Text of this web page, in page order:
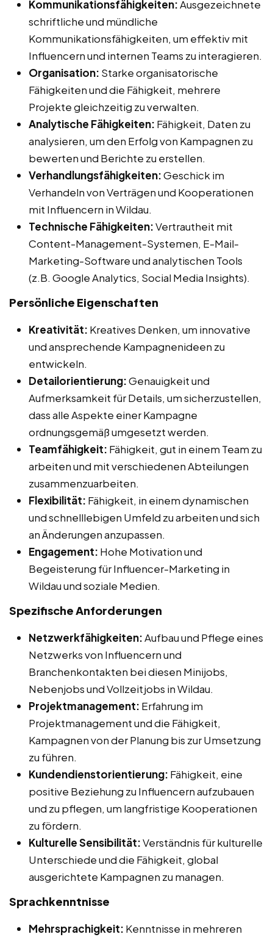
Kommunikationsfähigkeiten:Ausgezeichnete
schriftliche und mündliche
Kommunikationsfähigkeiten, um effektiv mit
Influencern und internen Teams zu interagieren.
Organisation: Starke organisatorische
Fähigkeiten und die Fähigkeit, mehrere
Projekte gleichzeitig zu verwalten.
Analytische Fähigkeiten: Fähigkeit, Daten zu
analysieren, um den Erfolg von Kampagnen zu
bewerten und Berichte zu erstellen.
Verhandlungsfähigkeiten:Geschick im
Verhandeln von Verträgen und Kooperationen
mit Influencern in Wildau.
Technische Fähigkeiten:Vertrautheit mit
Content-Management-Systemen, E-Mail-
Marketing-Software und analytischen Tools
(z.B. Google Analytics, Social Media Insights).
Persönliche Eigenschaften
Kreativität: Kreatives Denken, um innovative
und ansprechende Kampagnenideen zu
entwickeln.
Detailorientierung:Genauigkeit und
Aufmerksamkeit für Details, um sicherzustellen,
dass alle Aspekte einer Kampagne
ordnungsgemäß umgesetzt werden.
Teamfähigkeit: Fähigkeit, gut in einem Team zu
arbeiten und mit verschiedenen Abteilungen
zusammenzuarbeiten.
Flexibilität: Fähigkeit, in einem dynamischen
und schnelllebigen Umfeld zu arbeiten und sich
an Änderungen anzupassen.
Engagement: Hohe Motivation und
Begeisterung für Influencer-Marketing in
Wildau und soziale Medien.
Spezifische Anforderungen
Netzwerkfähigkeiten:Aufbau und Pflege eines
Netzwerks von Influencern und
Branchenkontakten bei diesen Minijobs,
Nebenjobs und Vollzeitjobs in Wildau.
Projektmanagement: Erfahrung im
Projektmanagement und die Fähigkeit,
Kampagnen von der Planung bis zur Umsetzung
zu führen.
Kundendienstorientierung: Fähigkeit, eine
positive Beziehung zu Influencern aufzubauen
und zu pflegen, um langfristige Kooperationen
zu fördern.
Kulturelle Sensibilität:Verständnis für kulturelle
Unterschiede und die Fähigkeit, global
ausgerichtete Kampagnen zu managen.
Sprachkenntnisse
Mehrsprachigkeit: Kenntnisse in mehreren